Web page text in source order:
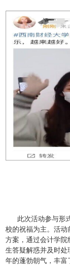
此次活动参与形
校的祝福为主。活动
方案，通过会计学
生答疑解惑并及时
年的蓬勃朝气，丰富